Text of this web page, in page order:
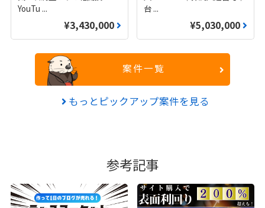
YouTu ...
¥3,430,000
台 ...
¥5,030,000
案件一覧
もっとピックアップ案件を見る
参考記事